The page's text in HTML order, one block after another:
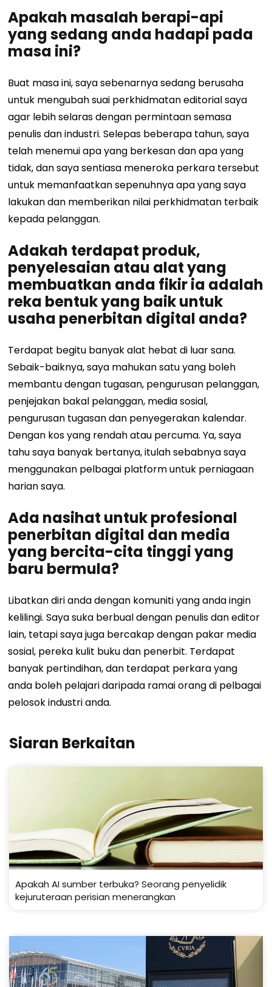
Apakah masalah berapi-api
yang sedang anda hadapi pada
masa ini?
Buat masa ini, saya sebenarnya sedang berusaha
untuk mengubah suai perkhidmatan editorial saya
agar lebih selaras dengan permintaan semasa
penulis dan industri. Selepas beberapa tahun, saya
telah menemui apa yang berkesan dan apa yang
tidak, dan saya sentiasa meneroka perkara tersebut
untuk memanfaatkan sepenuhnya apa yang saya
lakukan dan memberikan nilai perkhidmatan terbaik
kepada pelanggan.
Adakah terdapat produk,
penyelesaian atau alat yang
membuatkan anda fikir ia adalah
reka bentuk yang baik untuk
usaha penerbitan digital anda?
Terdapat begitu banyak alat hebat di luar sana.
Sebaik-baiknya, saya mahukan satu yang boleh
membantu dengan tugasan, pengurusan pelanggan,
penjejakan bakal pelanggan, media sosial,
pengurusan tugasan dan penyegerakan kalendar.
Dengan kos yang rendah atau percuma. Ya, saya
tahu saya banyak bertanya, itulah sebabnya saya
menggunakan pelbagai platform untuk perniagaan
harian saya.
Ada nasihat untuk profesional
penerbitan digital dan media
yang bercita-cita tinggi yang
baru bermula?
Libatkan diri anda dengan komuniti yang anda ingin
kelilingi. Saya suka berbual dengan penulis dan editor
lain, tetapi saya juga bercakap dengan pakar media
sosial, pereka kulit buku dan penerbit. Terdapat
banyak pertindihan, dan terdapat perkara yang
anda boleh pelajari daripada ramai orang di pelbagai
pelosok industri anda.
Siaran Berkaitan
Apakah AI sumber terbuka? Seorang penyelidik
kejuruteraan perisian menerangkan